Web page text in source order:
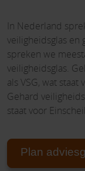
In Nederland
veiligheidsglas en
spreken we
veiligheidsglas.
als VSG, wat
Gehard
staat voor
Plan